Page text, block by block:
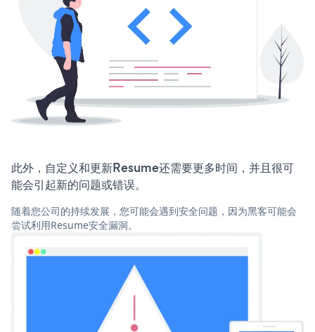
此外，自定义和更新Resume还需要更多时间，并且很可
能会引起新的问题或错误。
随着您公司的持续发展，您可能会遇到安全问题，因为黑客可能会
尝试利用Resume安全漏洞。